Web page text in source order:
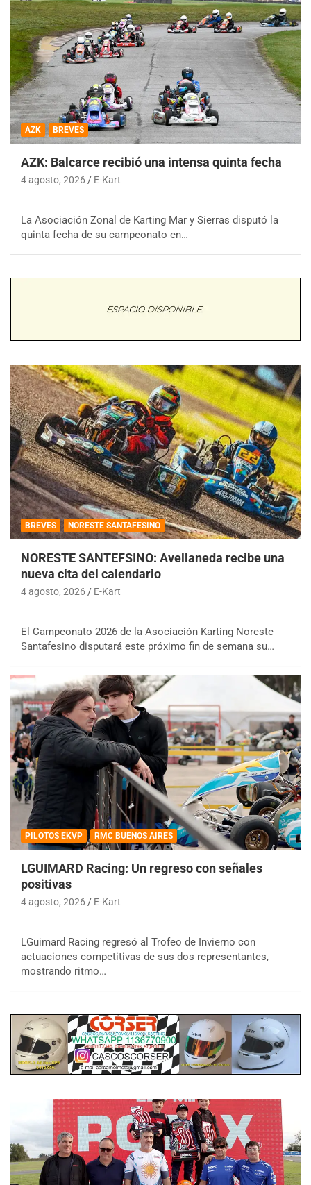
AZK BREVES
AZK: Balcarce recibió una intensa quinta fecha
4 agosto, 2026 E-Kart
La Asociación Zonal de Karting Mar y Sierras disputó la
quinta fecha de su campeonato en…
BREVES NORESTE SANTAFESINO
NORESTE SANTEFSINO: Avellaneda recibe una
nueva cita del calendario
4 agosto, 2026 E-Kart
El Campeonato 2026 de la Asociación Karting Noreste
Santafesino disputará este próximo fin de semana su…
PILOTOS EKVP RMC BUENOS AIRES
LGUIMARD Racing: Un regreso con señales
positivas
4 agosto, 2026 E-Kart
LGuimard Racing regresó al Trofeo de Invierno con
actuaciones competitivas de sus dos representantes,
mostrando ritmo…